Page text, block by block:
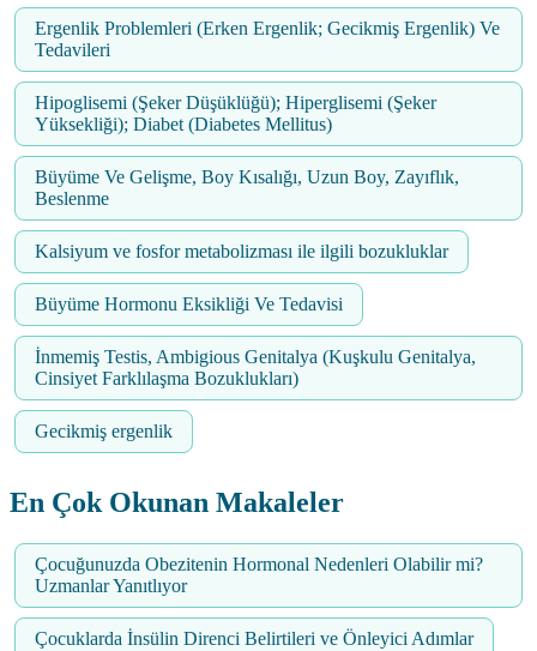
Ergenlik Problemleri (Erken Ergenlik; Gecikmiş Ergenlik) Ve
Tedavileri
Hipoglisemi (Şeker Düşüklüğü); Hiperglisemi (Şeker
Yüksekliği); Diabet (Diabetes Mellitus)
Büyüme Ve Gelişme, Boy Kısalığı, Uzun Boy, Zayıflık,
Beslenme
Kalsiyum ve fosfor metabolizması ile ilgili bozukluklar
Büyüme Hormonu Eksikliği Ve Tedavisi
İnmemiş Testis, Ambigious Genitalya (Kuşkulu Genitalya,
Cinsiyet Farklılaşma Bozuklukları)
Gecikmiş ergenlik
En Çok Okunan Makaleler
Çocuğunuzda Obezitenin Hormonal Nedenleri Olabilir mi?
Uzmanlar Yanıtlıyor
Çocuklarda İnsülin Direnci Belirtileri ve Önleyici Adımlar